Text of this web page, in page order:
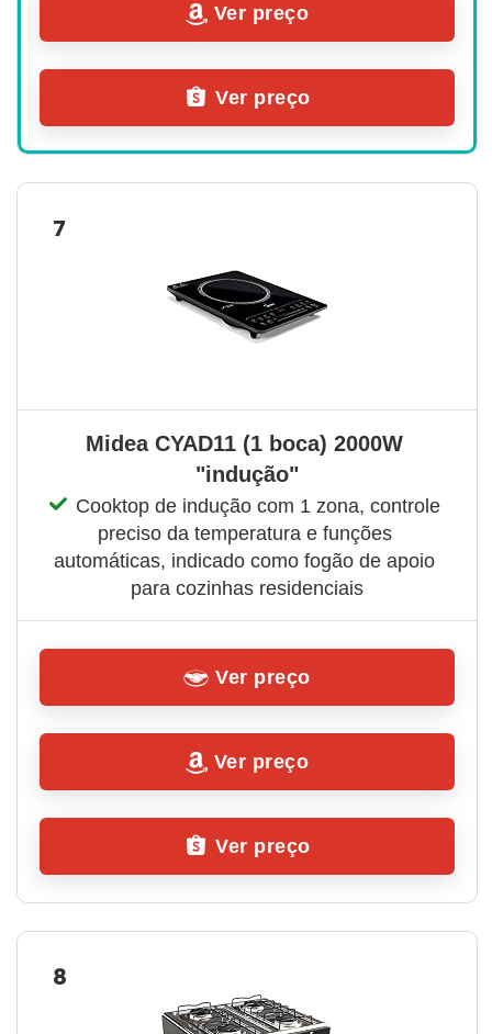
Ver preço
Ver preço
7
Midea CYAD11 (1 boca) 2000W
"indução"
Cooktop de indução com 1 zona, controle
preciso da temperatura e funções
automáticas, indicado como fogão de apoio
para cozinhas residenciais
Ver preço
Ver preço
Ver preço
8